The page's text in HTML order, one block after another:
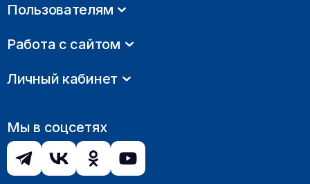
Пользователям
Работа с сайтом
Личный кабинет
Мы в соцсетях